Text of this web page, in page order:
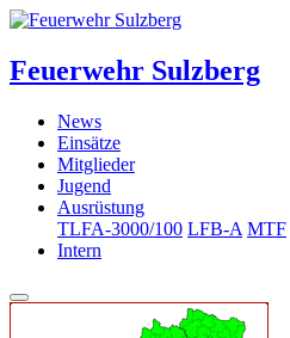
Feuerwehr Sulzberg
News
Einsätze
Mitglieder
Jugend
Ausrüstung
TLFA-3000/100 LFB-A MTF
Intern